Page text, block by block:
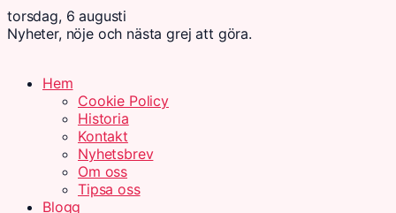
torsdag, 6 augusti
Nyheter, nöje och nästa grej att göra.
Hem
Cookie Policy
Historia
Kontakt
Nyhetsbrev
Om oss
Tipsa oss
Blogg